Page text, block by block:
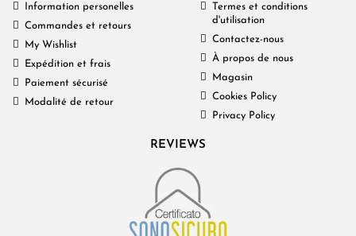
Information personelles
Commandes et retours
My Wishlist
Expédition et frais
Paiement sécurisé
Modalité de retour
Termes et conditions
d'utilisation
Contactez-nous
À propos de nous
Magasin
Cookies Policy
Privacy Policy
REVIEWS